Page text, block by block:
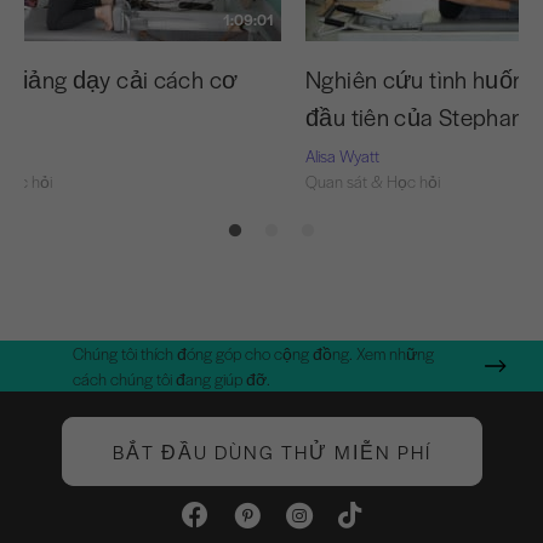
1:09:01
giảng dạy cải cách cơ
hỏi
Nghiên cứu tình
đầu tiên của Stephanie
Alisa Wyatt
Quan sát & Học hỏi
Chúng tôi thích đóng góp cho cộng đồng. Xem những
cách chúng tôi đang giúp đỡ.
BẮT ĐẦU DÙNG THỬ MIỄN PHÍ